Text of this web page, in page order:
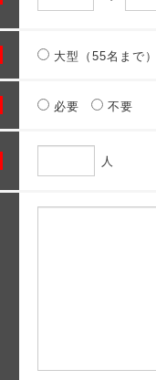
大型（55名まで）
必要 不要
人